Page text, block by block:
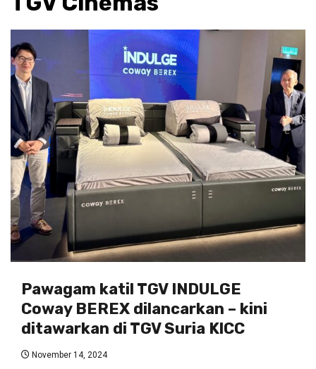
Pawagam katil TGV INDULGE
Coway BEREX dilancarkan – kini
ditawarkan di TGV Suria KlCC
November 14, 2024